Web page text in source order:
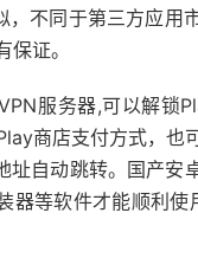
，不同于第三方应用
保证。
服务器,可以解锁
商店支付方式，也
址自动跳转。国产安
器等软件才能顺利